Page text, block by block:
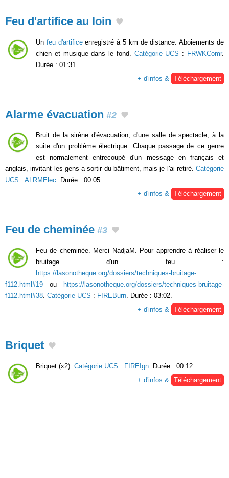
Feu d'artifice au loin
Un feu d'artificeenregistré à 5 km de distance. Aboiements de
chien et musique dans le fond. Catégorie UCS : FRWKComr.
Durée : 01:31.
+ d'infos &
Téléchargement
Alarme évacuation #2
Bruit de la sirène d'évacuation, d'une salle de spectacle, à la
suite d'un problème électrique. Chaque passage de ce genre
est normalement entrecoupé d'un message en français et
anglais, invitant les gens a sortir du bâtiment, mais je l'ai retiré. Catégorie
UCS : ALRMElec. Durée : 00:05.
+ d'infos & Téléchargement
Feu de cheminée #3
Feu de cheminée. Merci NadjaM. Pour apprendre à réaliser le
bruitage d'un feu :
https://lasonotheque.org/dossiers/techniques-bruitage-
f112.html#19 ou
https://lasonotheque.org/dossiers/techniques-bruitage-
f112.html#38. Catégorie UCS : FIREBurn. Durée : 03:02.
+ d'infos & Téléchargement
Briquet
Briquet (x2). Catégorie UCS : FIREIgn . Durée : 00:12.
+ d'infos &
Téléchargement